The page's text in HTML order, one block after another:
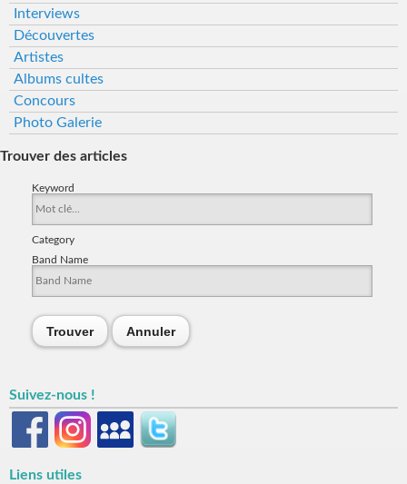
Interviews
Découvertes
Artistes
Albums cultes
Concours
Photo Galerie
Trouver des articles
Keyword
Category
Band Name
Trouver Annuler
Suivez-nous !
Liens utiles